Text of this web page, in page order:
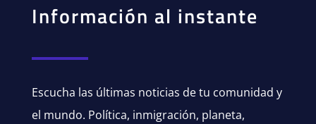
Información al instante
Escucha las últimas noticias de tu comunidad y
el mundo. Política, inmigración, planeta,